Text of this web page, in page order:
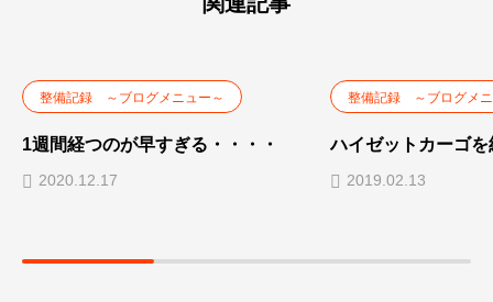
整備記録 ～ブログメニュー～
1週間経つのが早すぎる・・・・
2020.12.17
整備記録 ～ブログメ
ハイゼットカーゴ
2019.02.13